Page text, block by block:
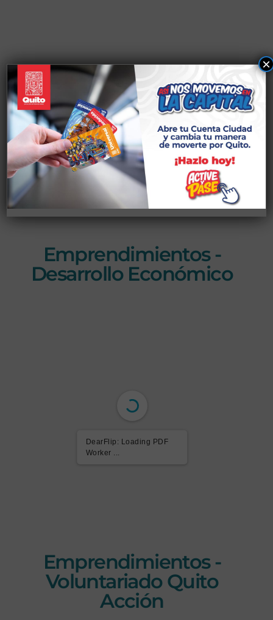
DearFlip: Loading PDF
Worker ...
Emprendimientos -
Desarrollo Económico
DearFlip: Loading PDF
Worker ...
Emprendimientos -
Voluntariado Quito
Acción
×